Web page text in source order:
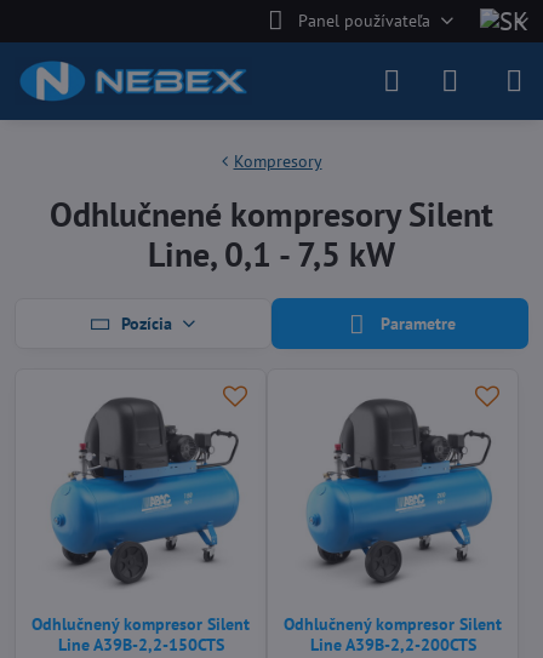
Panel používateľa
Kompresory
Odhlučnené kompresory Silent
Line, 0,1 - 7,5 kW
Pozícia Parametre
Odhlučnený kompresor Silent
Line A39B-2,2-150CTS
Odhlučnený kompresor Silent
Line A39B-2,2-200CTS